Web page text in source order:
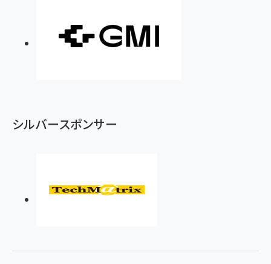
シルバースポンサー